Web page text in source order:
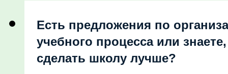
Есть предложения по
учебного процесса или знаете,
сделать школу лучше?